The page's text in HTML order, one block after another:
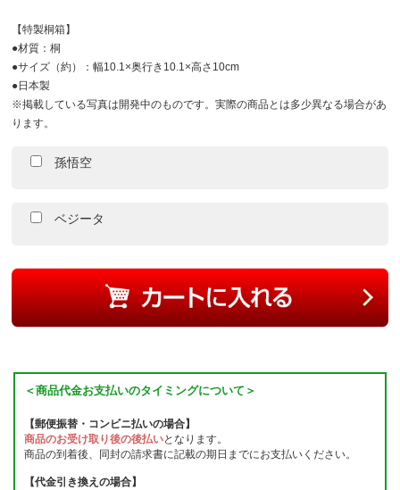
【特製桐箱】
●材質：桐
●サイズ（約）：幅10.1×奥行き10.1×高さ10cm
●日本製
※掲載している写真は開発中のものです。実際の商品とは多少異なる場合があ
ります。
孫悟空
ベジータ
＜商品代金お支払いのタイミングについて＞
【郵便振替・コンビニ払いの場合】
商品のお受け取り後の後払いとなります。
商品の到着後、同封の請求書に記載の期日までにお支払いください。
【代金引き換えの場合】